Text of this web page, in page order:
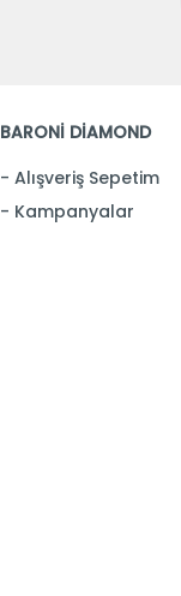
BARONİ DİAMOND
Alışveriş Sepetim
Kampanyalar